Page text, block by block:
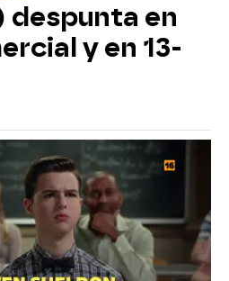
despunta en
y en 13-